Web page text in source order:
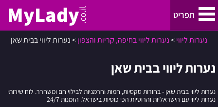
תפריט MyLady.co.il
נערות ליווי
נערות ליווי בתל אביב והמרכז
נערות ליווי בחיפה, קריות והצפון
נערות ליווי>נערות ליווי בחיפה, קריות והצפון>נערות ליווי בבית שאן
נערות ליווי בבית שאן
נערות ליווי בבית שאן - בחורות סקסיות, חמות וחרמניות לבילוי חם ומשחרר. לוח שירותי
נערות ליווי עם הישראליות והרוסיות הכי כוסיות בישראל. הזמנות 24/7